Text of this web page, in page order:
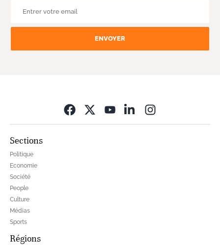
ENVOYER
Sections
Politique
Economie
Société
People
Culture
Médias
Sports
Régions